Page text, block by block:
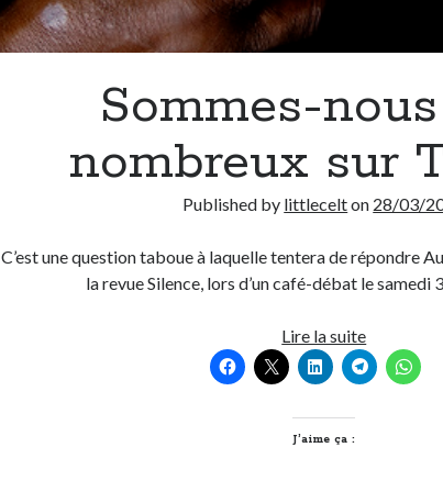
Sommes-
nombreux sur
Published by littlecelton 28/03/
C’est une question taboue à laquelle tentera de répondre
la revue Silence, lors d’un café-débat le samedi
Lire la suiteSommes-
nous
trop
J’aime ça :